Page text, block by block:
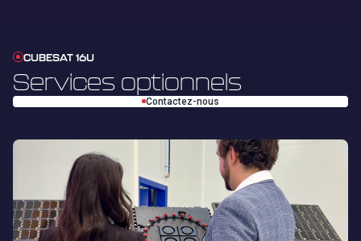
CUBESAT 16U
Services optionnels
Contactez-nous